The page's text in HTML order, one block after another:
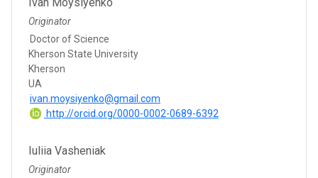
Originator
Doctor of Science
Kherson State University
Kherson
UA
ivan.moysiyenko@gmail.com
http://orcid.org/0000-0002-0689-6392
Iuliia Vasheniak
Originator